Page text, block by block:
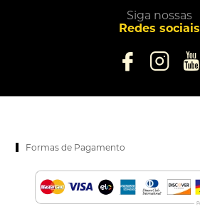
Siga nossas
Redes sociais
Formas de Pagamento